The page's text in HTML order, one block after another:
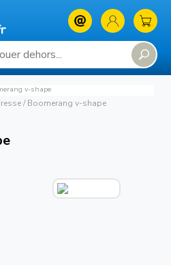
v-shape
/ Boomerang v-shape